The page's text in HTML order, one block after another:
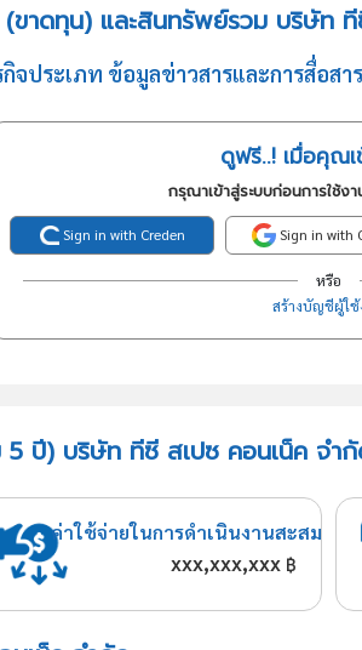
(ขาดทุน) และสินทรัพย์รวม บริษัท
ประเภท ข้อมูลข่าวสารและการสื่อส
ดูฟรี..! เมื่อคุณเ
กรุณาเข้าสู่ระบบก่อนการใช้ง
Sign in with Creden Sign in with
หรือ
สร้างบัญชีผู้ใช้
ปี) บริษัท ทีซี สเปซ คอนเน็ค จำ
ค่าใช้จ่ายในการดำเนินงานสะสม
xxx,xxx,xxx ฿